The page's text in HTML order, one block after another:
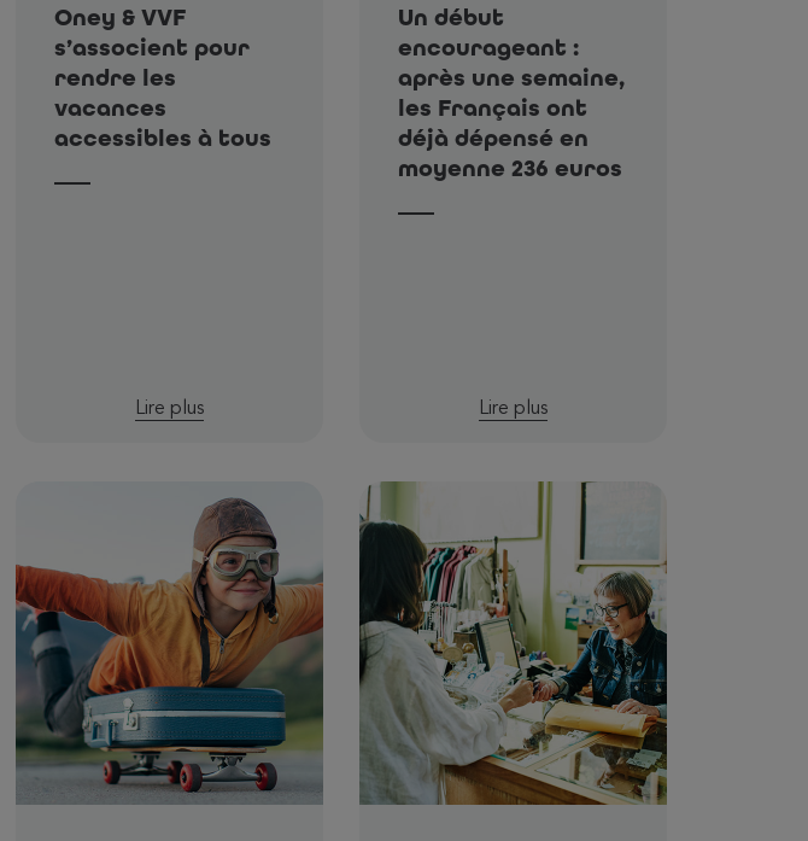
Oney & VVF
s’associent pour
rendre les
vacances
accessibles à tous
Lire plus
Un début
encourageant :
après une semaine,
les Français ont
déjà dépensé en
moyenne 236 euros
Lire plus